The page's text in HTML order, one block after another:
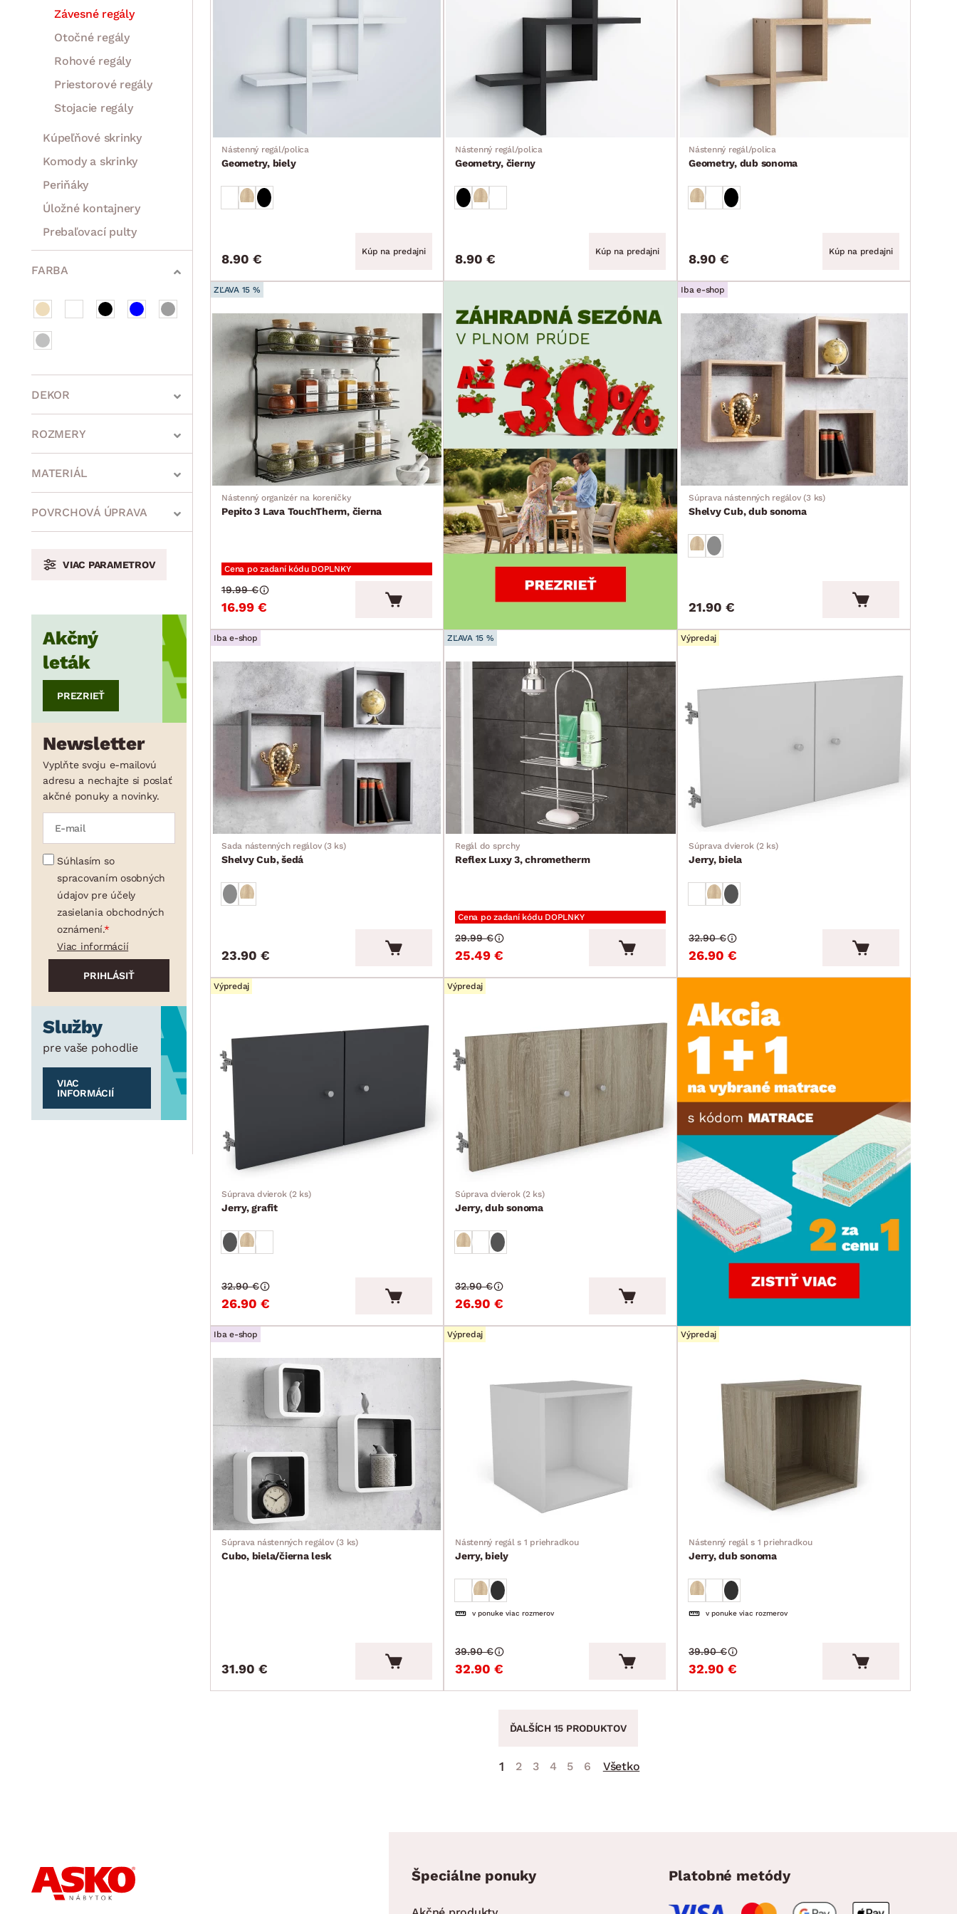
Závesné regály
Otočné regály
Rohové regály
Priestorové regály
Stojacie regály
Kúpeľňové skrinky
Komody a skrinky
Periňáky
Úložné kontajnery
Prebaľovací pulty
Bytové doplnky
Sedacie súpravy a pohovky
Zostavy a steny
Drobný nábytok
Spotrebiče
FARBA
DEKOR
ROZMERY
min. cm max.
min. cm max.
min. cm cm
MATERIÁL
POVRCHOVÁ ÚPRAVA
VIAC PARAMETROV
Akčný
leták
PREZRIEŤ
Newsletter
Vyplňte svoju e-mailovú
adresu a nechajte si poslať
akčné ponuky a novinky.
Súhlasím so
spracovaním osobných
údajov pre účely
zasielania obchodných
oznámení.
Viac informácií
Služby
pre vaše pohodlie
VIAC
INFORMÁCIÍ
Nástenný regál/polica
Geometry, biely
8.90 € Kúp na predajni
Nástenný regál/polica
Geometry, čierny
8.90 € Kúp na predajni
Nástenný regál/polica
Geometry, dub sonoma
8.90 € Kúp na predajni
ZĽAVA 15 %
Nástenný organizér na koreničky
Pepito 3 Lava TouchTherm, čierna
Cena po zadaní kódu DOPLNKY
16.99 €
19.99 €
Iba e-shop
Súprava nástenných regálov (3 ks)
Shelvy Cub, dub sonoma
21.90 €
Iba e-shop
Sada nástenných regálov (3 ks)
Shelvy Cub, šedá
23.90 €
ZĽAVA 15 %
Regál do sprchy
Reflex Luxy 3, chrometherm
Cena po zadaní kódu DOPLNKY
25.49 €
29.99 €
Výpredaj
Súprava dvierok (2 ks)
Jerry, biela
26.90 €
32.90 €
Výpredaj
Súprava dvierok (2 ks)
Jerry, grafit
26.90 €
32.90 €
Výpredaj
Súprava dvierok (2 ks)
Jerry, dub sonoma
26.90 €
32.90 €
Iba e-shop
Súprava nástenných regálov (3 ks)
Cubo, biela/čierna lesk
31.90 €
Výpredaj
Nástenný regál s 1 priehradkou
Jerry, biely
v ponuke viac rozmerov
32.90 €
39.90 €
Výpredaj
Nástenný regál s 1 priehradkou
Jerry, dub sonoma
v ponuke viac rozmerov
32.90 €
39.90 €
ĎALŠÍCH 15 PRODUKTOV
1 2 3 4 5 6 Všetko
Špeciálne ponuky Platobné metódy